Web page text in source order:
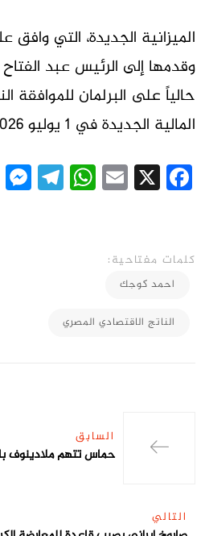
الميزانية الجديدة، التي وافق
وقدمها إلى الرئيس عبد
حالياً على البرلمان للموافقة
المالية الجديدة في 1 يوليو 2026.
Facebook
X
Email
كلمات مفتاحية:
احمد كوجك
الناتج الاقتصادي المصري
السابق
حماس تتهم ملادينوف
التالي